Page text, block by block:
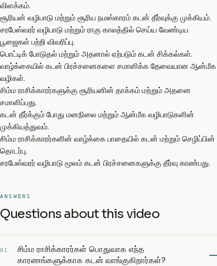
விளக்கம்.
சூரியன் வழிபாடு மற்றும் சூரிய நமஸ்காரம் கடன் தீர்வுக்கு முக்கியம்.
சரபேஸ்வரர் வழிபாடு மற்றும் ராகு காலத்தில் செய்ய வேண்டிய
பூஜைகள் பற்றி விவரிப்பு.
பொட்டிக் போடுதல் மற்றும் அதனால் ஏற்படும் கடன் சிக்கல்கள்.
வாழ்க்கையில் கடன் பிரச்சனைகளை சமாளிக்க தேவையான ஆன்மீக
வழிகள்.
சிம்ம ராசிக்காரர்களுக்கு சூரியனின் தாக்கம் மற்றும் அதனை
சமாளிப்பது.
கடன் தீர்க்கும் போது மனநிலை மற்றும் ஆன்மீக வழிபாடுகளின்
முக்கியத்துவம்.
சிம்ம ராசிக்காரர்களின் வாழ்க்கை பாதையில் கடன் மற்றும் செழிப்பின்
தொடர்பு.
சரபேஸ்வரர் வழிபாடு மூலம் கடன் பிரச்சனைகளுக்கு தீர்வு காண்பது.
ANSWERS
Questions about this video
01
சிம்ம ராசிக்காரர்கள் பொதுவாக எந்த
காரணங்களுக்காக கடன் வாங்குகிறார்கள்?